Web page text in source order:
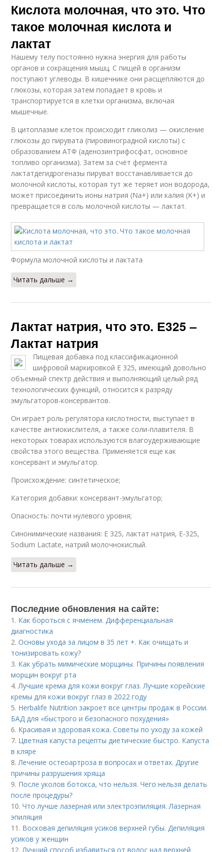
Кислота молочная, что это. Что
такое молочная кислота и
лактат
Нашему телу постоянно нужна энергия для работы
органов и сокращения мышц. С пищей в организм
поступают углеводы. В кишечнике они расщепляются до
глюкозы, которая затем попадает в кровь и
транспортируется в клетки организма, включая
мышечные.
В цитоплазме клеток происходит гликолиз — окисление
глюкозы до пирувата (пировиноградной кислоты) с
образованием АТФ (аденозинтрифосфат, основное
топливо организма). Затем за счёт фермента
лактатдегидрогеназы пируват восстанавливается до
молочной кислоты, которая тут же теряет ион водорода,
может присоединить ионы натрия (Na+) или калия (K+) и
превращается в соль молочной кислоты — лактат.
Формула молочной кислоты и лактата
Читать дальше →
Лактат натрия, что это. Е325 –
Лактат натрия
Пищевая добавка под классификационной
шифровой маркировкой Е 325, имеющий довольно
объемный спектр действия и выполняющий целый ряд
технологических функций, относится к разряду
эмульгаторов-консервантов.
Он играет роль регулятора кислотности, выступает в
качестве антиокислителя, а также соли-плавителя. В
некоторых товарах используются влагоудерживающие
свойства этого вещества. Применяется еще как
консервант и эмульгатор.
Происхождение: синтетическое;
Категория добавки: консервант-эмульгатор;
Опасность: почти нулевого уровня;
Синонимические названия: Е 325, лактат натрия, Е-325,
Sodium Lactate, натрий молочнокислый.
Читать дальше →
Последние обновления на сайте:
1. Как бороться с ячменем. Дифференциальная
диагностика
2.Основы ухода за лицом в 35 лет +. Как очищать и
тонизировать кожу?
3. Как убрать мимические морщины. Причины появления
морщин вокруг рта
4.Лучшие крема для кожи вокруг глаз. Лучшие корейские
кремы для кожи вокруг глаз в 2022 году
5. Herbalife Nutrition закроет все центры продаж в России.
БАД для «быстрого и безопасного похудения»
6. Красивая и здоровая кожа. Советы по уходу за кожей
7. Цветная капуста рецепты диетические быстро. Капуста
в кляре
8.Лечение остеоартроза в вопросах и ответах. Другие
причины разрушения хряща
9. После уколов ботокса, что нельзя. Чего нельзя делать
после процедуры?
10.Что лучше лазерная или электроэпиляция. Лазерная
эпиляция
11. Восковая депиляция усиков верхней губы. Депиляция
усиков у женщин
12. Лучший способ избавиться от волос над верхней